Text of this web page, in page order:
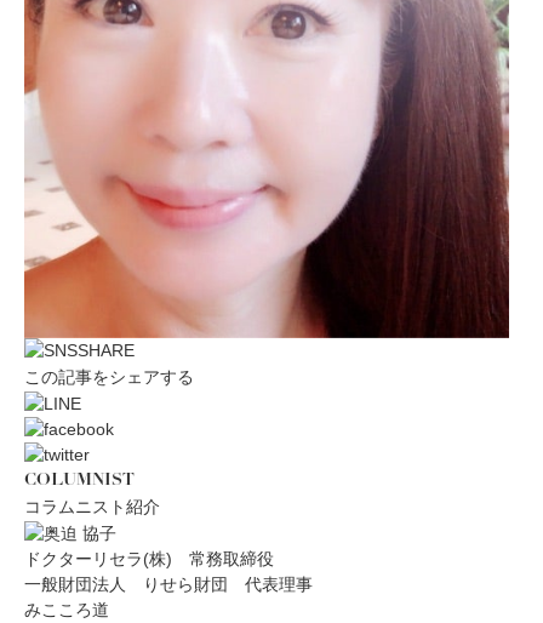
この記事をシェアする
COLUMNIST
コラムニスト紹介
ドクターリセラ(株) 常務取締役
一般財団法人 りせら財団 代表理事
みこころ道